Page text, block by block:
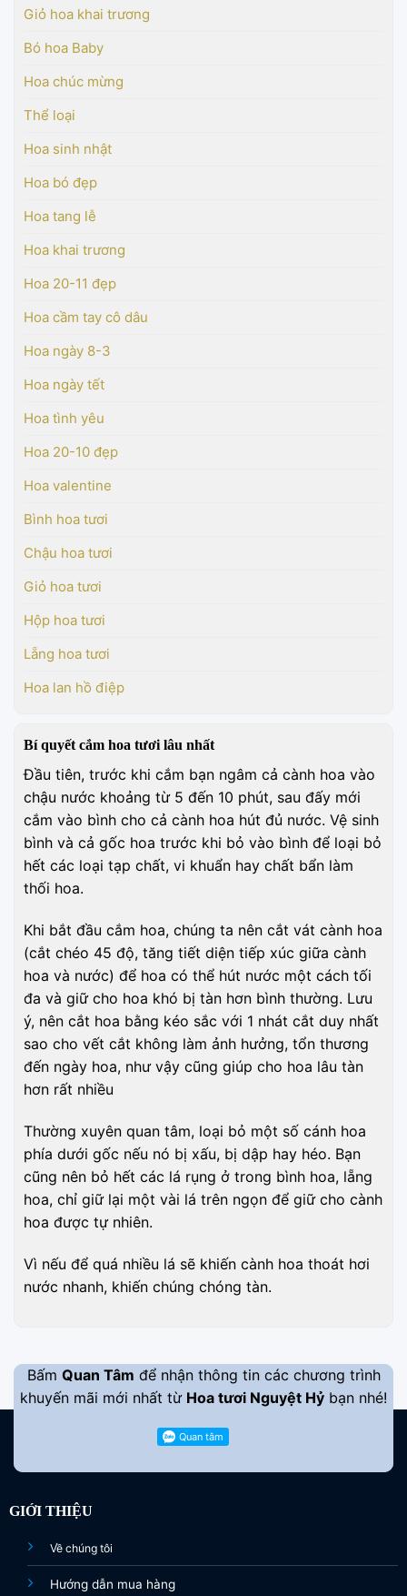
Giỏ hoa khai trương
Bó hoa Baby
Hoa chúc mừng
Thể loại
Hoa sinh nhật
Hoa bó đẹp
Hoa tang lễ
Hoa khai trương
Hoa 20-11 đẹp
Hoa cầm tay cô dâu
Hoa ngày 8-3
Hoa ngày tết
Hoa tình yêu
Hoa 20-10 đẹp
Hoa valentine
Bình hoa tươi
Chậu hoa tươi
Giỏ hoa tươi
Hộp hoa tươi
Lẵng hoa tươi
Hoa lan hồ điệp
Bí quyết cắm hoa tươi lâu nhất
Đầu tiên, trước khi cắm bạn ngâm cả cành hoa vào
chậu nước khoảng từ 5 đến 10 phút, sau đấy mới
cắm vào bình cho cả cành hoa hút đủ nước. Vệ sinh
bình và cả gốc hoa trước khi bỏ vào bình để loại bỏ
hết các loại tạp chất, vi khuẩn hay chất bẩn làm
thối hoa.
Khi bắt đầu cắm hoa, chúng ta nên cắt vát cành hoa
(cắt chéo 45 độ, tăng tiết diện tiếp xúc giữa cành
hoa và nước) để hoa có thể hút nước một cách tối
đa và giữ cho hoa khó bị tàn hơn bình thường. Lưu
ý, nên cắt hoa bằng kéo sắc với 1 nhát cắt duy nhất
sao cho vết cắt không làm ảnh hưởng, tổn thương
đến ngày hoa, như vậy cũng giúp cho hoa lâu tàn
hơn rất nhiều
Thường xuyên quan tâm, loại bỏ một số cánh hoa
phía dưới gốc nếu nó bị xấu, bị dập hay héo. Bạn
cũng nên bỏ hết các lá rụng ở trong bình hoa, lẵng
hoa, chỉ giữ lại một vài lá trên ngọn để giữ cho cành
hoa được tự nhiên.
Vì nếu để quá nhiều lá sẽ khiến cành hoa thoát hơi
nước nhanh, khiến chúng chóng tàn.
Bấm Quan Tâm để nhận thông tin các chương trình
khuyến mãi mới nhất từ Hoa tươi Nguyệt Hỷ bạn nhé!
GIỚI THIỆU
Về chúng tôi
Hướng dẫn mua hàng